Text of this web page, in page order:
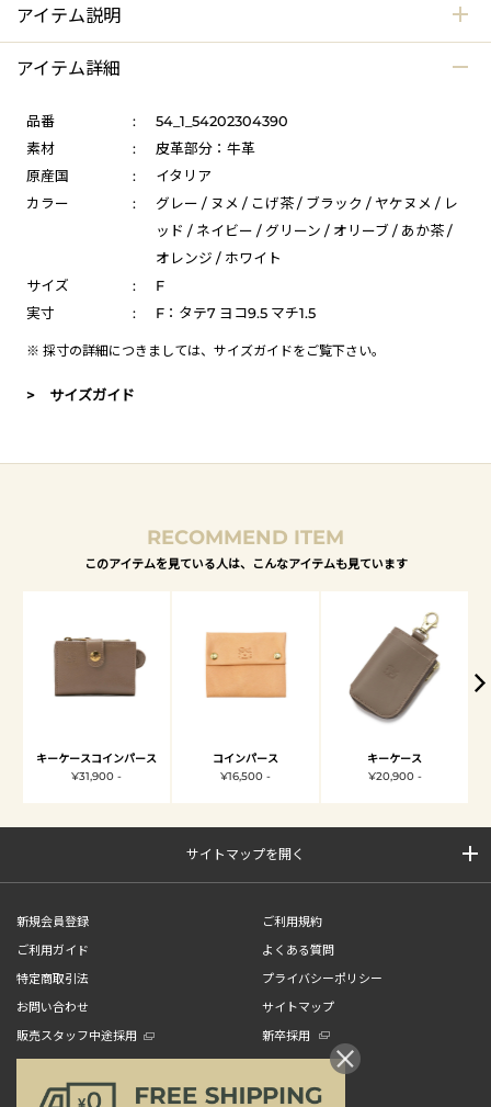
アイテム説明
アイテム詳細
品番 :
54_1_54202304390
素材
:
皮革部分：牛革
原産国
:
イタリア
カラー
:
グレー / ヌメ / こげ茶 / ブラック / ヤケヌメ / レ
ッド / ネイビー / グリーン / オリーブ / あか茶 /
オレンジ / ホワイト
サイズ
:
F
実寸
: F：タテ7 ヨコ9.5 マチ1.5
※ 採寸の詳細につきましては、 サイズガイドをご覧下さい。
> サイズガイド
RECOMMEND ITEM
このアイテムを見ている人は、こんなアイテムも見ています
キーケースコインパース
¥31,900 -
コインパース
¥16,500 -
キーケース
¥20,900 -
サイトマップを開く
新規会員登録
ご利用規約
ご利用ガイド
よくある質問
特定商取引法
プライバシーポリシー
お問い合わせ
サイトマップ
販売スタッフ中途採用
新卒採用